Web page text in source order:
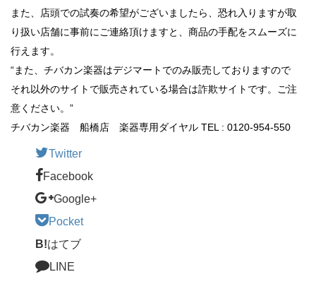
また、店頭での試奏の希望がございましたら、恐れ入りますが取
り扱い店舗に事前にご連絡頂けますと、商品の手配をスムーズに
行えます。
“また、チバカン楽器はデジマートでのみ販売しておりますので
それ以外のサイトで販売されている場合は詐欺サイトです。ご注
意ください。”
チバカン楽器 船橋店 楽器専用ダイヤル TEL : 0120-954-550
Twitter
Facebook
Google+
Pocket
B!はてブ
LINE